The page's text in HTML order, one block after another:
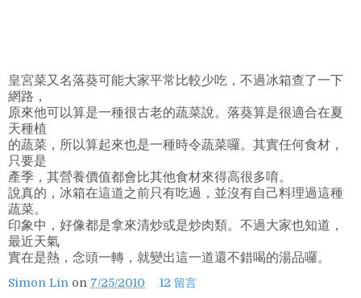
皇宮菜又名落葵可能大家平常比較少吃，不過冰箱查了一下
網路，
原來他可以算是一種很古老的蔬菜說。落葵算是很適合在夏
天種植
的蔬菜，所以算起來也是一種時令蔬菜囉。其實任何食材，
只要是
產季，其營養價值都會比其他食材來得高很多唷。
說真的，冰箱在這道之前只有吃過，並沒有自己料理過這種
蔬菜。
印象中，好像都是拿來清炒或是炒肉類。不過大家也知道，
最近天氣
實在是熱，念頭一轉，就變出這一道還不錯喝的湯品囉。
Simon Lin on 7/25/2010 12 留言